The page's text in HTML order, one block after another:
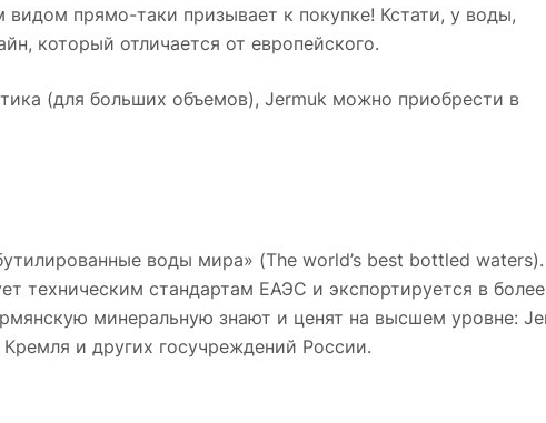
прямо-таки призывает к покупке! Кстати, у воды,
который отличается от европейского.
(для больших объемов), Jermuk можно приобрести в
воды мира» (The world’s best bottled waters).
техническим стандартам ЕАЭС и экспортируется в
минеральную знают и ценят на высшем уровне:
и других госучреждений России.